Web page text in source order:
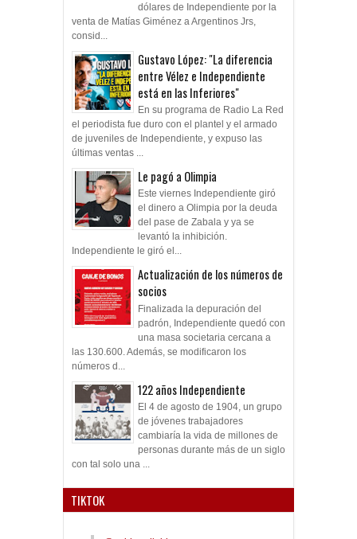
dólares de Independiente por la
venta de Matías Giménez a Argentinos Jrs,
consid...
Gustavo López: "La diferencia
entre Vélez e Independiente
está en las Inferiores"
En su programa de Radio La Red
el periodista fue duro con el plantel y el armado
de juveniles de Independiente, y expuso las
últimas ventas ...
Le pagó a Olimpia
Este viernes Independiente giró
el dinero a Olimpia por la deuda
del pase de Zabala y ya se
levantó la inhibición.
Independiente le giró el...
Actualización de los números de
socios
Finalizada la depuración del
padrón, Independiente quedó con
una masa societaria cercana a
las 130.600. Además, se modificaron los
números d...
122 años Independiente
El 4 de agosto de 1904, un grupo
de jóvenes trabajadores
cambiaría la vida de millones de
personas durante más de un siglo
con tal solo una ...
TIKTOK